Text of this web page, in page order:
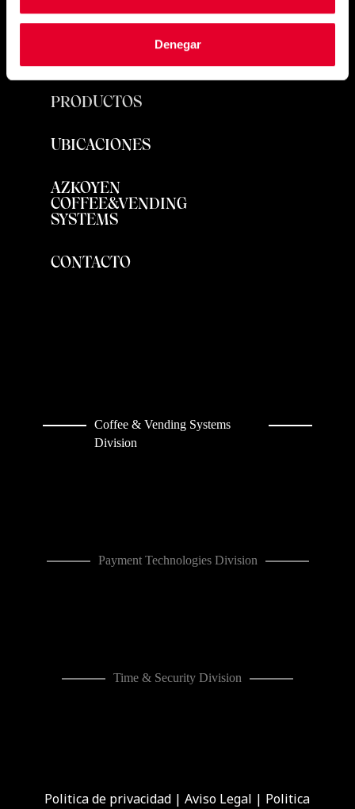
Denegar
PRODUCTOS
UBICACIONES
AZKOYEN
COFFEE&VENDING
SYSTEMS
CONTACTO
Coffee & Vending Systems
Division
Payment Technologies Division
Time & Security Division
Politica de privacidad |Aviso Legal | Politica